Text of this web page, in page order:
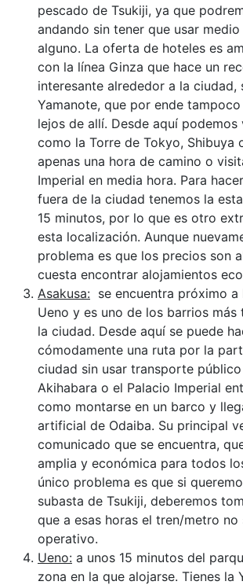
pescado de Tsukiji, ya que
andando sin tener que usar
alguno. La oferta de hoteles es
con la línea Ginza que hace un
interesante alrededor a la ciudad,
Yamanote, que por ende
lejos de allí. Desde aquí podemos
como la Torre de Tokyo, Shibuya
apenas una hora de camino o
Imperial en media hora. Para
fuera de la ciudad tenemos la
15 minutos, por lo que es otro
esta localización. Aunque
problema es que los precios son
cuesta encontrar alojamientos
Asakusa: se encuentra próximo
Ueno y es uno de los barrios más
la ciudad. Desde aquí se puede
cómodamente una ruta por la
ciudad sin usar transporte
Akihabara o el Palacio Imperial
como montarse en un barco y
artificial de Odaiba. Su principal
comunicado que se encuentra,
amplia y económica para todos
único problema es que si
subasta de Tsukiji, deberemos
que a esas horas el tren/metro no
operativo.
Ueno: a unos 15 minutos del
zona en la que alojarse. Tienes la